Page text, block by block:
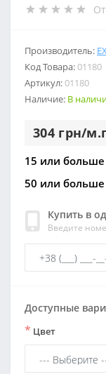
Производитель:
Код Товара:01180
Артикул:01180
Наличие: В
304 грн/
15 или
50 или
Купить в
Введите
Доступные
* Цвет